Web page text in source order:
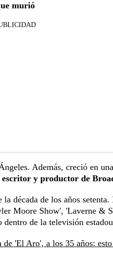
murió
Además, creció en
y productor de
década de los años
Moore Show', 'Laverne &
de la televisión
'El Aro', a los 35 años: esto